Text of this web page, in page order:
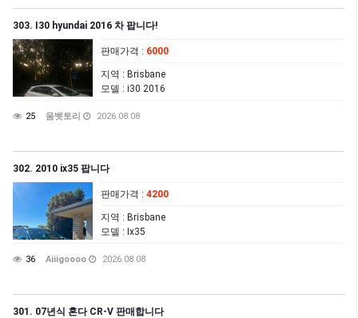
303. I30 hyundai 2016 차 팝니다!
판매가격 : 6000
지역 : Brisbane
모델 : i30 2016
25 움벳토리 2026.08.08
302. 2010 ix35 팝니다
판매가격 : 4200
지역 : Brisbane
모델 : Ix35
36 Aiiigoooo 2026.08.08
301. 07년식 혼다 CR-V 판매합니다